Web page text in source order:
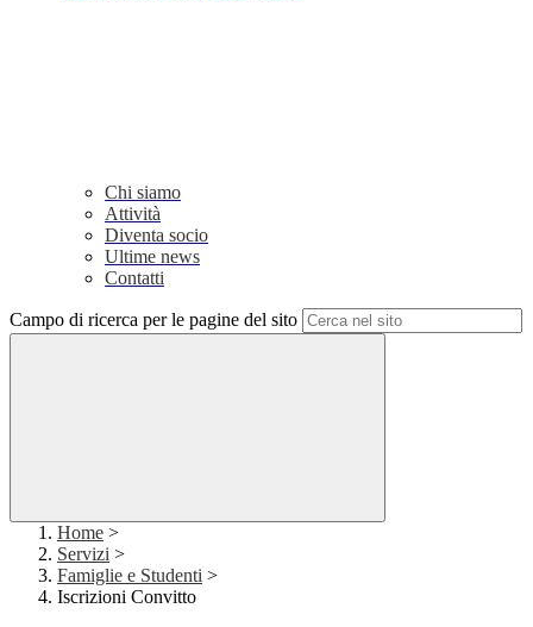
Chi siamo
Attività
Diventa socio
Ultime news
Contatti
Campo di ricerca per le pagine del sito
Home >
Servizi >
Famiglie e Studenti >
Iscrizioni Convitto